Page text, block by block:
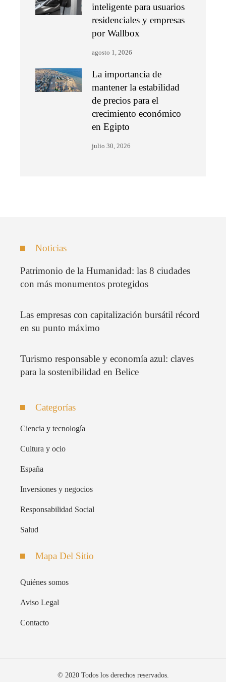
inteligente para usuarios
residenciales y empresas
por Wallbox
agosto 1, 2026
La importancia de
mantener la estabilidad
de precios para el
crecimiento económico
en Egipto
julio 30, 2026
Noticias
Patrimonio de la Humanidad: las 8 ciudades
con más monumentos protegidos
Las empresas con capitalización bursátil récord
en su punto máximo
Turismo responsable y economía azul: claves
para la sostenibilidad en Belice
Categorías
Ciencia y tecnología
Cultura y ocio
España
Inversiones y negocios
Responsabilidad Social
Salud
Mapa Del Sitio
Quiénes somos
Aviso Legal
Contacto
© 2020 Todos los derechos reservados.